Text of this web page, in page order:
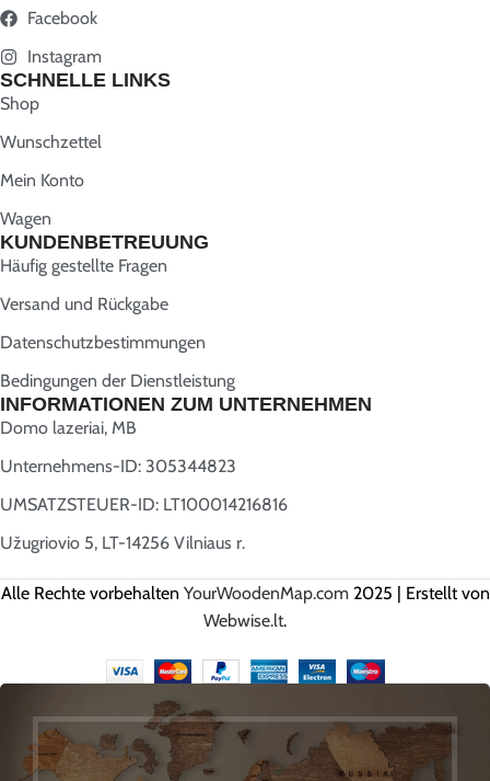
Facebook
Instagram
SCHNELLE LINKS
Shop
Wunschzettel
Mein Konto
Wagen
KUNDENBETREUUNG
Häufig gestellte Fragen
Versand und Rückgabe
Datenschutzbestimmungen
Bedingungen der Dienstleistung
INFORMATIONEN ZUM UNTERNEHMEN
Domo lazeriai, MB
Unternehmens-ID: 305344823
UMSATZSTEUER-ID: LT100014216816
Užugriovio 5, LT-14256 Vilniaus r.
Alle Rechte vorbehalten YourWoodenMap.com 2025 | Erstellt von
Webwise.lt.